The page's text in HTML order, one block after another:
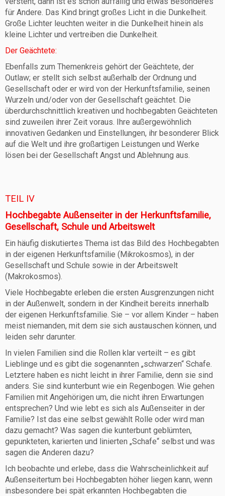
für Andere. Das Kind bringt großes Licht in die Dunkelheit.
Große Lichter leuchten weiter in die Dunkelheit hinein als
kleine Lichter und vertreiben die Dunkelheit.
Der Geächtete:
Ebenfalls zum Themenkreis gehört der Geächtete, der
Outlaw; er stellt sich selbst außerhalb der Ordnung und
Gesellschaft oder er wird von der Herkunftsfamilie, seinen
Wurzeln und/oder von der Gesellschaft geächtet. Die
überdurchschnittlich kreativen und hochbegabten Geächteten
sind zuweilen ihrer Zeit voraus. Ihre außergewöhnlich
innovativen Gedanken und Einstellungen, ihr besonderer Blick
auf die Welt und ihre großartigen Leistungen und Werke
lösen bei der Gesellschaft Angst und Ablehnung aus.
TEIL IV
Hochbegabte Außenseiter in der Herkunftsfamilie,
Gesellschaft, Schule und Arbeitswelt
Ein häufig diskutiertes Thema ist das Bild des Hochbegabten
in der eigenen Herkunftsfamilie (Mikrokosmos), in der
Gesellschaft und Schule sowie in der Arbeitswelt
(Makrokosmos).
Viele Hochbegabte erleben die ersten Ausgrenzungen nicht
in der Außenwelt, sondern in der Kindheit bereits innerhalb
der eigenen Herkunftsfamilie. Sie – vor allem Kinder – haben
meist niemanden, mit dem sie sich austauschen können, und
leiden sehr darunter.
In vielen Familien sind die Rollen klar verteilt – es gibt
Lieblinge und es gibt die sogenannten „schwarzen“ Schafe.
Letztere haben es nicht leicht in ihrer Familie, denn sie sind
anders. Sie sind kunterbunt wie ein Regenbogen. Wie gehen
Familien mit Angehörigen um, die nicht ihren Erwartungen
entsprechen? Und wie lebt es sich als Außenseiter in der
Familie? Ist das eine selbst gewählt Rolle oder wird man
dazu gemacht? Was sagen die kunterbunt geblümten,
gepunkteten, karierten und linierten „Schafe“ selbst und was
sagen die Anderen dazu?
Ich beobachte und erlebe, dass die Wahrscheinlichkeit auf
Außenseitertum bei Hochbegabten höher liegen kann, wenn
insbesondere bei spät erkannten Hochbegabten die